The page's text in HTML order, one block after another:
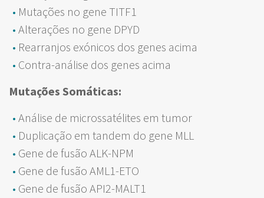
Mutações no gene TITF1
Alterações no gene DPYD
Rearranjos exónicos dos genes acima
Contra-análise dos genes acima
Mutações Somáticas:
Análise de microssatélites em tumor
Duplicação em tandem do gene MLL
Gene de fusão ALK-NPM
Gene de fusão AML1-ETO
Gene de fusão API2-MALT1